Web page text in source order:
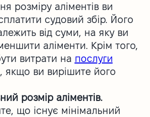
розміру аліментів ви
судовий збір. Його
від суми, на яку ви
аліменти. Крім того,
витрати на послуги
, якщо ви вирішите його
розмір аліментів.
що існує мінімальний